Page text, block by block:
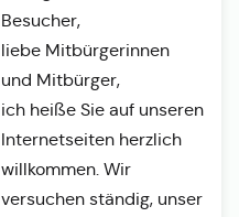
Besucher,
liebe Mitbürgerinnen
und Mitbürger,
ich heiße Sie auf unseren
Internetseiten herzlich
willkommen. Wir
versuchen ständig, unser